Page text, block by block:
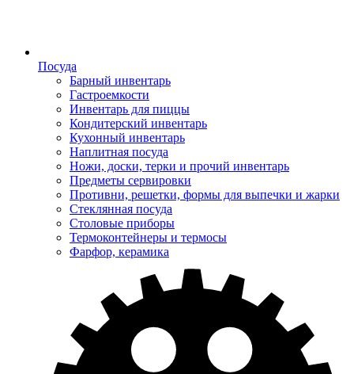
Посуда
Барный инвентарь
Гастроемкости
Инвентарь для пиццы
Кондитерский инвентарь
Кухонный инвентарь
Наплитная посуда
Ножи, доски, терки и прочий инвентарь
Предметы сервировки
Противни, решетки, формы для выпечки и жарки
Стеклянная посуда
Столовые приборы
Термоконтейнеры и термосы
Фарфор, керамика